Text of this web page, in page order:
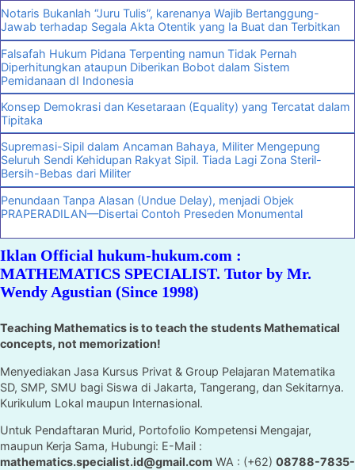
Notaris Bukanlah “Juru Tulis”, karenanya Wajib Bertanggung-
Jawab terhadap Segala Akta Otentik yang Ia Buat dan Terbitkan
Falsafah Hukum Pidana Terpenting namun Tidak Pernah
Diperhitungkan ataupun Diberikan Bobot dalam Sistem
Pemidanaan dI Indonesia
Konsep Demokrasi dan Kesetaraan (Equality) yang Tercatat dalam
Tipitaka
Supremasi-Sipil dalam Ancaman Bahaya, Militer Mengepung
Seluruh Sendi Kehidupan Rakyat Sipil. Tiada Lagi Zona Steril-
Bersih-Bebas dari Militer
Penundaan Tanpa Alasan (Undue Delay), menjadi Objek
PRAPERADILAN—Disertai Contoh Preseden Monumental
Iklan Official hukum-hukum.com :
MATHEMATICS SPECIALIST. Tutor by Mr.
Wendy Agustian (Since 1998)
Teaching Mathematics is to teach the students Mathematical
concepts, not memorization!
Menyediakan Jasa Kursus Privat & Group Pelajaran Matematika
SD, SMP, SMU bagi Siswa di Jakarta, Tangerang, dan Sekitarnya.
Kurikulum Lokal maupun Internasional.
Untuk Pendaftaran Murid, Portofolio Kompetensi Mengajar,
maupun Kerja Sama, Hubungi: E-Mail :
mathematics.specialist.id@gmail.com WA : (+62) 08788-7835-